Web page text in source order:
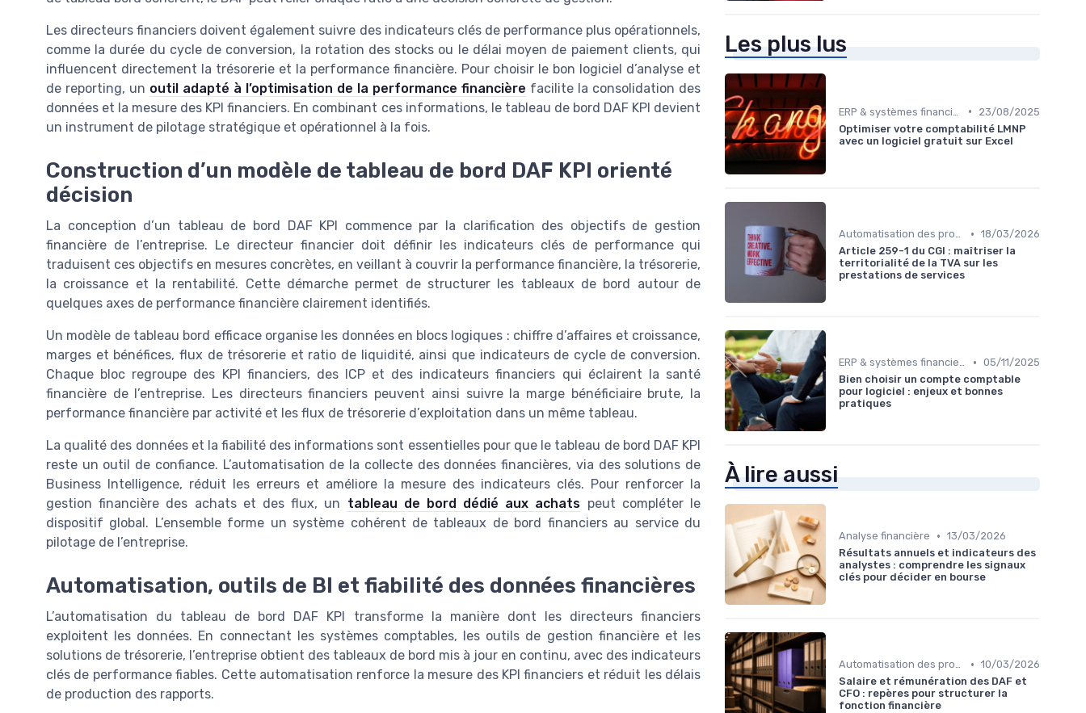
Les directeurs financiers doivent également suivre des indicateurs clés de performance plus opérationnels,
comme la durée du cycle de conversion, la rotation des stocks ou le délai moyen de paiement clients, qui
influencent directement la trésorerie et la performance financière. Pour choisir le bon logiciel d’analyse et
de reporting, un outil adapté à l’optimisation de la performance financière facilite la consolidation des
données et la mesure des KPI financiers. En combinant ces informations, le tableau de bord DAF KPI devient
un instrument de pilotage stratégique et opérationnel à la fois.
Construction d’un modèle de tableau de bord DAF KPI orienté
décision
La conception d’un tableau de bord DAF KPI commence par la clarification des objectifs de gestion
financière de l’entreprise. Le directeur financier doit définir les indicateurs clés de performance qui
traduisent ces objectifs en mesures concrètes, en veillant à couvrir la performance financière, la trésorerie,
la croissance et la rentabilité. Cette démarche permet de structurer les tableaux de bord autour de
quelques axes de performance financière clairement identifiés.
Un modèle de tableau bord efficace organise les données en blocs logiques : chiffre d’affaires et croissance,
marges et bénéfices, flux de trésorerie et ratio de liquidité, ainsi que indicateurs de cycle de conversion.
Chaque bloc regroupe des KPI financiers, des ICP et des indicateurs financiers qui éclairent la santé
financière de l’entreprise. Les directeurs financiers peuvent ainsi suivre la marge bénéficiaire brute, la
performance financière par activité et les flux de trésorerie d’exploitation dans un même tableau.
La qualité des données et la fiabilité des informations sont essentielles pour que le tableau de bord DAF KPI
reste un outil de confiance. L’automatisation de la collecte des données financières, via des solutions de
Business Intelligence, réduit les erreurs et améliore la mesure des indicateurs clés. Pour renforcer la
gestion financière des achats et des flux, un tableau de bord dédié aux achats peut compléter le
dispositif global. L’ensemble forme un système cohérent de tableaux de bord financiers au service du
pilotage de l’entreprise.
Automatisation, outils de BI et fiabilité des données financières
L’automatisation du tableau de bord DAF KPI transforme la manière dont les directeurs financiers
exploitent les données. En connectant les systèmes comptables, les outils de gestion financière et les
solutions de trésorerie, l’entreprise obtient des tableaux de bord mis à jour en continu, avec des indicateurs
clés de performance fiables. Cette automatisation renforce la mesure des KPI financiers et réduit les délais
de production des rapports.
Les plus lus
•
23/08/2025
Optimiser votre comptabilité LMNP
avec un logiciel gratuit sur Excel
Automatisation des processus financiers • 18/03/2026
Article 259-1 du CGI : maîtriser la
territorialité de la TVA sur les
prestations de services
ERP & systèmes financiers • 05/11/2025
Bien choisir un compte comptable
pour logiciel : enjeux et bonnes
pratiques
À lire aussi
Analyse financière • 13/03/2026
Résultats annuels et indicateurs des
analystes : comprendre les signaux
clés pour décider en bourse
Automatisation des processus financiers • 10/03/2026
Salaire et rémunération des DAF et
CFO : repères pour structurer la
fonction financière